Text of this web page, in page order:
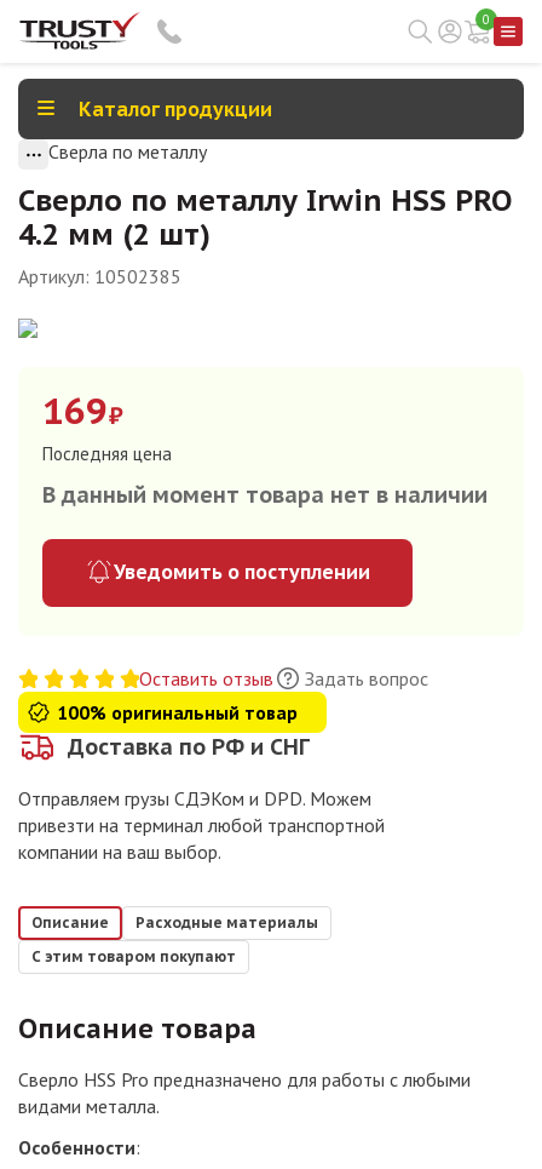
0
Каталог продукции
Сверла по металлу
Сверло по металлу Irwin HSS PRO
4.2 мм (2 шт)
Артикул: 10502385
169₽
Последняя цена
В данный момент товара нет в наличии
Уведомить о поступлении
Оставить отзыв
Задать вопрос
100% оригинальный товар
Доставка по РФ и СНГ
Отправляем грузы СДЭКом и DPD. Можем
привезти на терминал любой транспортной
компании на ваш выбор.
Описание
Расходные материалы
С этим товаром покупают
Описание товара
Сверло HSS Pro предназначено для работы с любыми
видами металла.
Особенности: